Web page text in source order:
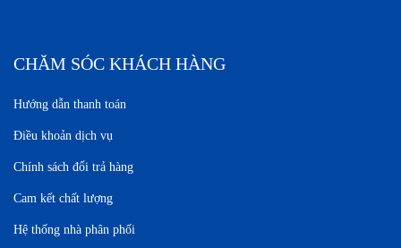
CHĂM SÓC KHÁCH HÀNG
Hướng dẫn thanh toán
Điều khoản dịch vụ
Chính sách đổi trả hàng
Cam kết chất lượng
Hệ thống nhà phân phối